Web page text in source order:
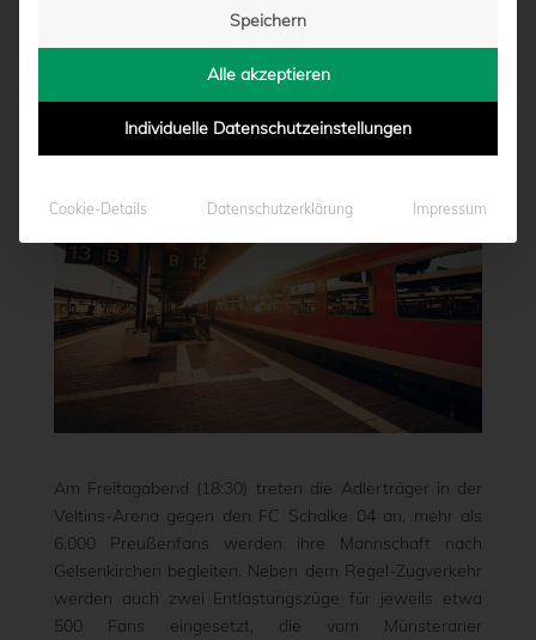
GELSENKIRCHEN
vonMarcel Weskamp|25.02.2025 - 09:44
Am Freitagabend (18:30) treten die Adlerträger in der
Veltins-Arena gegen den FC Schalke 04 an, mehr als
6.000 Preußenfans werden ihre Mannschaft nach
Gelsenkirchen begleiten. Neben dem Regel-Zugverkehr
werden auch zwei Entlastungszüge für jeweils etwa
500 Fans eingesetzt, die vom Münsteraner
Speichern
Alle akzeptieren
Individuelle Datenschutzeinstellungen
Cookie-Details Datenschutzerklärung Impressum